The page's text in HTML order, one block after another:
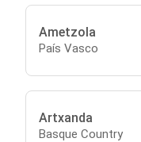
Ametzola
País Vasco
Artxanda
Basque Country